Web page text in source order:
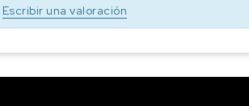
Escribir una valoración